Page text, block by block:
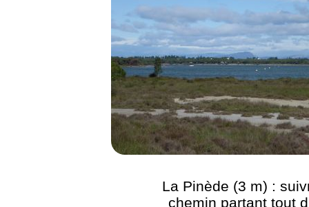
La Pinède (3 m) :
chemin partant tout